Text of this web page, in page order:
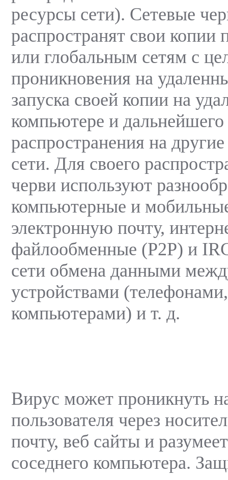
ресурсы сети). Сетевые
распространят свои копии
или глобальным сетям с
проникновения на
запуска своей копии на
компьютере и дальнейшего
распространения на
сети. Для своего
черви используют
компьютерные и
электронную почту,
файлообменные (P2P) и
сети обмена данными
устройствами
компьютерами) и т. д.
Вирус может проникнуть
пользователя через
почту, веб сайты и
соседнего компьютера.